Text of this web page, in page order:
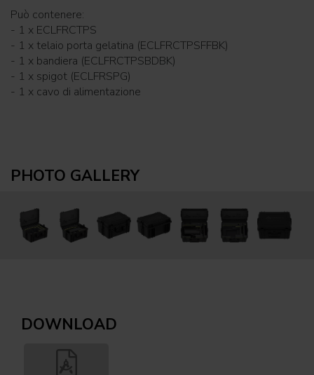
Può contenere:
- 1 x ECLFRCTPS
- 1 x telaio porta gelatina (ECLFRCTPSFFBK)
- 1 x bandiera (ECLFRCTPSBDBK)
- 1 x spigot (ECLFRSPG)
- 1 x cavo di alimentazione
PHOTO GALLERY
DOWNLOAD